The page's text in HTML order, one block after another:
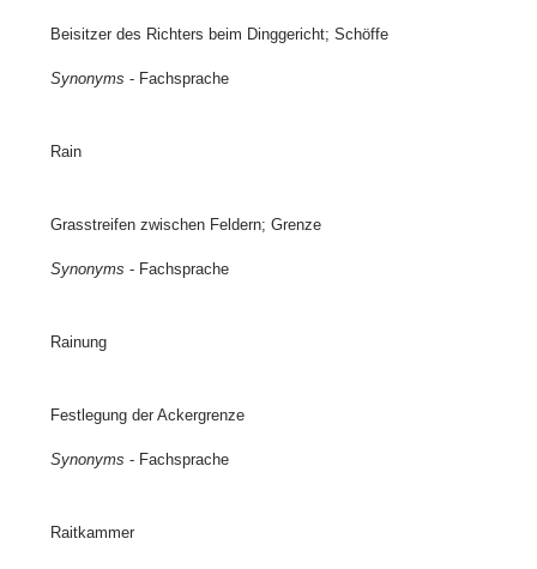
Beisitzer des Richters beim Dinggericht; Schöffe
Synonyms - Fachsprache
Rain
Grasstreifen zwischen Feldern; Grenze
Synonyms - Fachsprache
Rainung
Festlegung der Ackergrenze
Synonyms - Fachsprache
Raitkammer